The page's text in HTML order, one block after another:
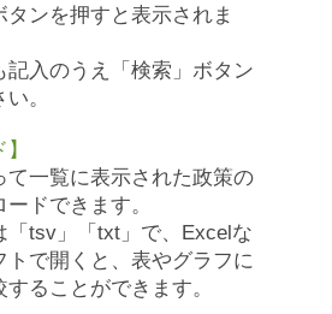
タンを押すと表示されま
記入のうえ「検索」ボタン
。
て一覧に表示された政策の
ドできます。
「tsv」「txt」で、Excelな
トで開くと、表やグラフに
ることができます。